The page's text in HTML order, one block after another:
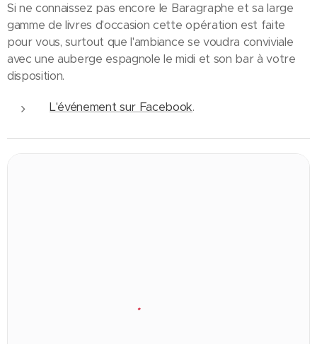
Si ne connaissez pas encore le Baragraphe et sa large
gamme de livres d'occasion cette opération est faite
pour vous, surtout que l'ambiance se voudra conviviale
avec une auberge espagnole le midi et son bar à votre
disposition.
L'événement sur Facebook.